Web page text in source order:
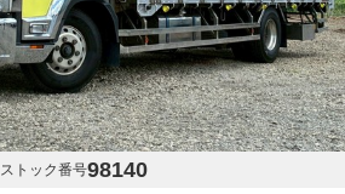
ストック番号98140